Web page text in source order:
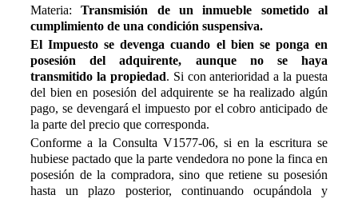
Materia:Transmisión de un inmueble sometido al
cumplimiento de una condición suspensiva.
El Impuesto se devenga cuando el bien se ponga en
posesión del adquirente, aunque no se haya
transmitido la propiedad. Si con anterioridad a la puesta
del bien en posesión del adquirente se ha realizado algún
pago, se devengará el impuesto por el cobro anticipado de
la parte del precio que corresponda.
Conforme a la Consulta V1577-06, si en la escritura se
hubiese pactado que la parte vendedora no pone la finca en
posesión de la compradora, sino que retiene su posesión
hasta un plazo posterior, continuando ocupándola y